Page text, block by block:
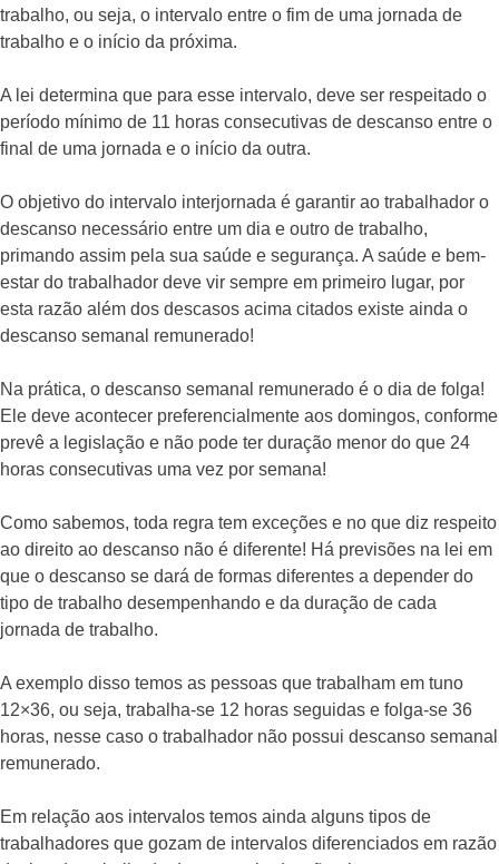
trabalho, ou seja, o intervalo entre o fim de uma jornada de
trabalho e o início da próxima.
A lei determina que para esse intervalo, deve ser respeitado o
período mínimo de 11 horas consecutivas de descanso entre o
final de uma jornada e o início da outra.
O objetivo do intervalo interjornada é garantir ao trabalhador o
descanso necessário entre um dia e outro de trabalho,
primando assim pela sua saúde e segurança. A saúde e bem-
estar do trabalhador deve vir sempre em primeiro lugar, por
esta razão além dos descasos acima citados existe ainda o
descanso semanal remunerado!
Na prática, o descanso semanal remunerado é o dia de folga!
Ele deve acontecer preferencialmente aos domingos, conforme
prevê a legislação e não pode ter duração menor do que 24
horas consecutivas uma vez por semana!
Como sabemos, toda regra tem exceções e no que diz respeito
ao direito ao descanso não é diferente! Há previsões na lei em
que o descanso se dará de formas diferentes a depender do
tipo de trabalho desempenhando e da duração de cada
jornada de trabalho.
A exemplo disso temos as pessoas que trabalham em tuno
12×36, ou seja, trabalha-se 12 horas seguidas e folga-se 36
horas, nesse caso o trabalhador não possui descanso semanal
remunerado.
Em relação aos intervalos temos ainda alguns tipos de
trabalhadores que gozam de intervalos diferenciados em razão